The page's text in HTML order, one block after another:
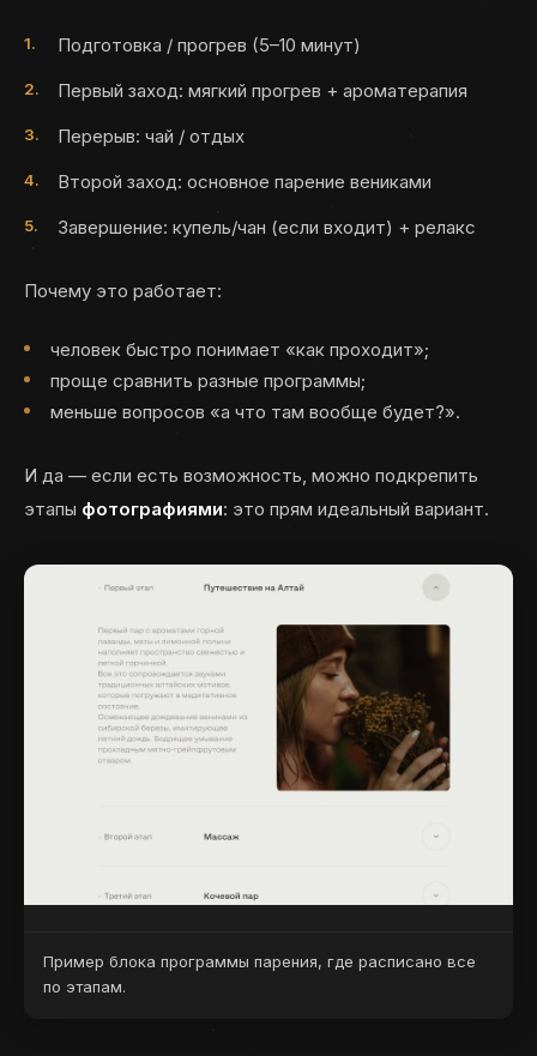
Подготовка / прогрев (5–10 минут)
Первый заход: мягкий прогрев + ароматерапия
Перерыв: чай / отдых
Второй заход: основное парение вениками
Завершение: купель/чан (если входит) + релакс
Почему это работает:
человек быстро понимает «как проходит»;
проще сравнить разные программы;
меньше вопросов «а что там вообще будет?».
И да — если есть возможность, можно подкрепить
этапы фотографиями: это прям идеальный вариант.
Пример блока программы парения, где расписано все
по этапам.